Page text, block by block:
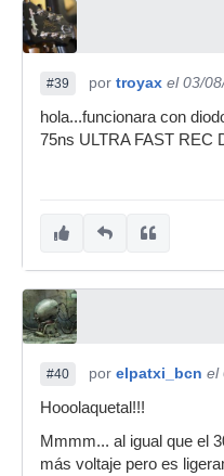
#39 por troyax el 03/
hola...funcionara con
75ns ULTRA FAST REC
#40 por elpatxi_bcn el
Hooolaquetal!!!
Mmmm... al igual que el
más voltaje pero es